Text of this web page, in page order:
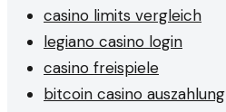
casino limits vergleich
legiano casino login
casino freispiele
bitcoin casino auszahlung